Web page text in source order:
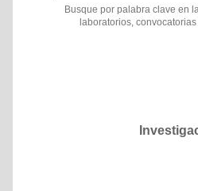
Busque por palabra clave en
laboratorios,